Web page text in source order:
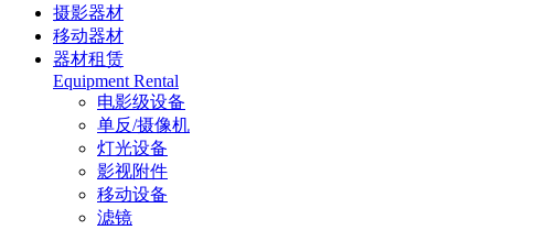
摄影器材
移动器材
器材租赁
Equipment Rental
电影级设备
单反/摄像机
灯光设备
影视附件
移动设备
滤镜